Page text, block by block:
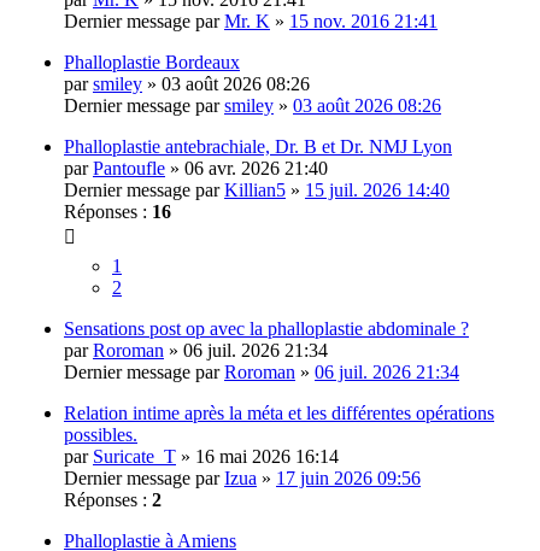
Dernier message parMr. K » 15 nov. 2016 21:41
Phalloplastie Bordeaux
parsmiley » 03 août 2026 08:26
Dernier message parsmiley » 03 août 2026 08:26
Phalloplastie antebrachiale, Dr. B et Dr. NMJ Lyon
parPantoufle » 06 avr. 2026 21:40
Dernier message parKillian5 » 15 juil. 2026 14:40
Réponses : 16
1
2
Sensations post op avec la phalloplastie abdominale ?
parRoroman » 06 juil. 2026 21:34
Dernier message parRoroman » 06 juil. 2026 21:34
Relation intime après la méta et les différentes opérations
possibles.
par Suricate_T » 16 mai 2026 16:14
Dernier message parIzua » 17 juin 2026 09:56
Réponses : 2
Phalloplastie à Amiens